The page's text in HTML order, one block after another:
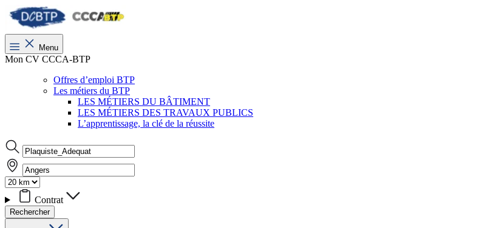
Menu
Mon CV CCCA-BTP
Offres d’emploi BTP
Les métiers du BTP
LES MÉTIERS DU BÂTIMENT
LES MÉTIERS DES TRAVAUX PUBLICS
L’apprentissage, la clé de la réussite
Contrat
Rechercher